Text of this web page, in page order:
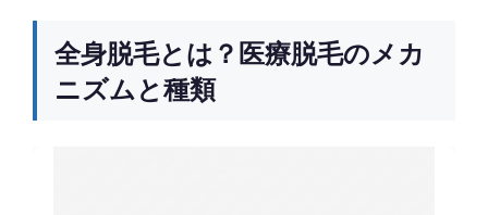
全身脱毛とは？医療脱毛のメカ
ニズムと種類